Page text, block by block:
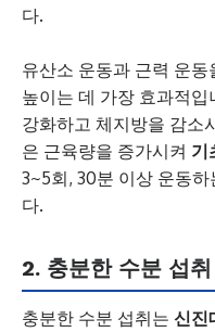
다.
유산소 운동과 근력 운동
높이는 데 가장 효과적
강화하고 체지방을 감소
은 근육량을 증가시켜 기
3~5회, 30분 이상 운동
다.
2. 충분한 수분 섭취
충분한 수분 섭취는 신진